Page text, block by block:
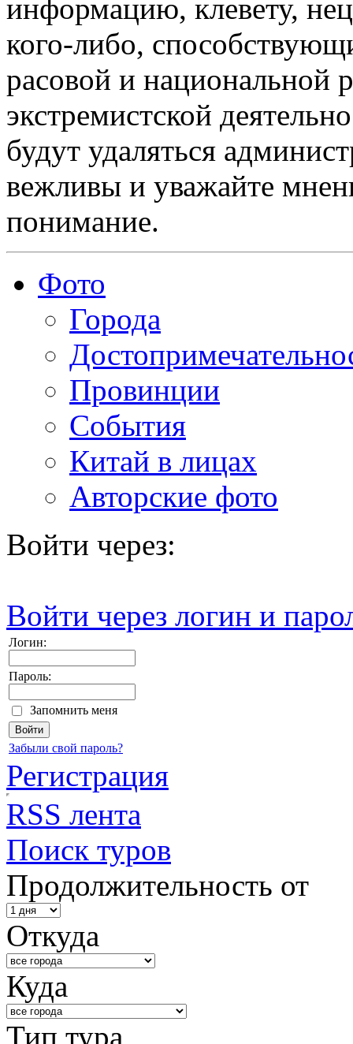
информацию, клевету,
кого-либо,
расовой и национальной
экстремистской
будут удаляться
вежливы и уважайте
понимание.
Фото
Города
Провинции
События
Китай в лицах
Авторские фото
Войти через:
Войти через логин и
Логин:
Пароль:
Запомнить меня
Забыли свой пароль?
Регистрация
RSS лента
Поиск туров
Продолжительность от
Откуда
Куда
Тип тура